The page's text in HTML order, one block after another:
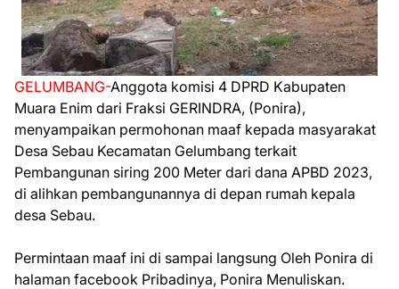
GELUMBANG-Anggota komisi 4 DPRD Kabupaten
Muara Enim dari Fraksi GERINDRA, (Ponira),
menyampaikan permohonan maaf kepada masyarakat
Desa Sebau Kecamatan Gelumbang terkait
Pembangunan siring 200 Meter dari dana APBD 2023,
di alihkan pembangunannya di depan rumah kepala
desa Sebau.
Permintaan maaf ini di sampai langsung Oleh Ponira di
halaman facebook Pribadinya, Ponira Menuliskan.